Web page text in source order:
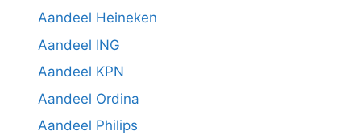
Aandeel Heineken
Aandeel ING
Aandeel KPN
Aandeel Ordina
Aandeel Philips